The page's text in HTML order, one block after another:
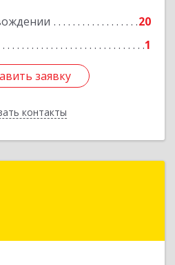
20
1
заявку
контакты
заявку
Назад
обл, Одинцовский р-н,